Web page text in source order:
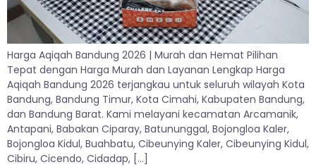
Harga Aqiqah Bandung 2026 | Murah dan Hemat Pilihan
Tepat dengan Harga Murah dan Layanan Lengkap Harga
Aqiqah Bandung 2026 terjangkau untuk seluruh wilayah Kota
Bandung, Bandung Timur, Kota Cimahi, Kabupaten Bandung,
dan Bandung Barat. Kami melayani kecamatan Arcamanik,
Antapani, Babakan Ciparay, Batununggal, Bojongloa Kaler,
Bojongloa Kidul, Buahbatu, Cibeunying Kaler, Cibeunying Kidul,
Cibiru, Cicendo, Cidadap, […]